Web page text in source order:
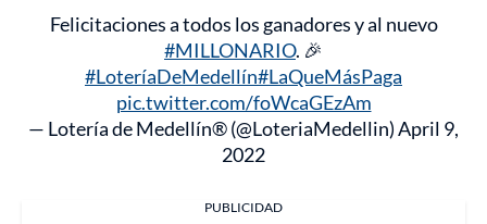
Felicitaciones a todos los ganadores y al nuevo
#MILLONARIO. 🎉
#LoteríaDeMedellín#LaQueMásPaga
pic.twitter.com/foWcaGEzAm
— Lotería de Medellín® (@LoteriaMedellin)April 9,
2022
PUBLICIDAD